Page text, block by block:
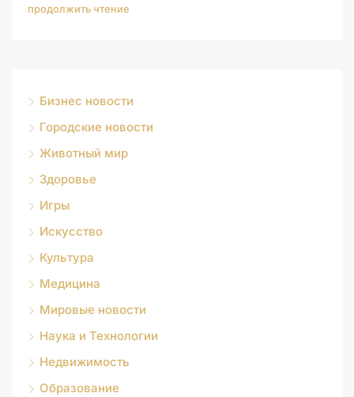
продолжить чтение
Бизнес новости
Городские новости
Животный мир
Здоровье
Игры
Искусство
Культура
Медицина
Мировые новости
Наука и Технологии
Недвижимость
Образование